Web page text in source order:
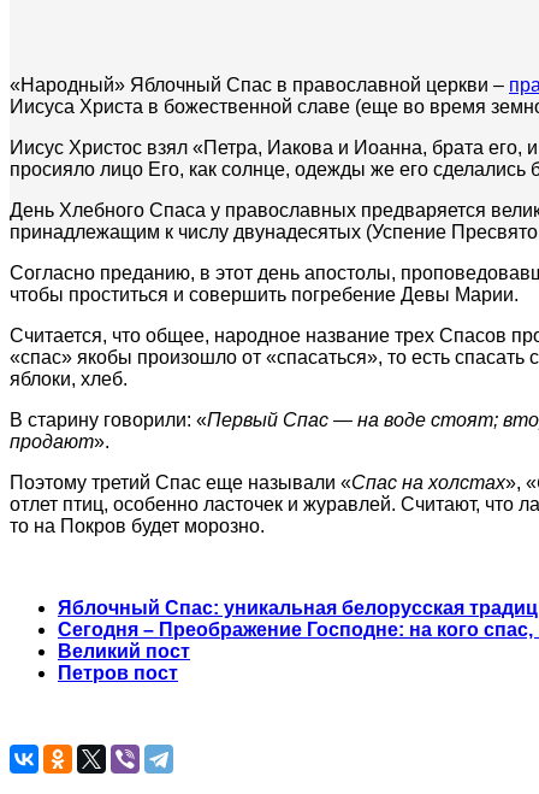
«Народный» Яблочный Спас в православной церкви –
Иисуса Христа в божественной славе (еще во время
Иисус Христос взял «Петра, Иакова и Иоанна, брата
просияло лицо Его, как солнце, одежды же его
День Хлебного Спаса у православных предваряется
принадлежащим к числу двунадесятых (Успение
Согласно преданию, в этот день апостолы,
чтобы проститься и совершить погребение Девы Марии.
Считается, что общее, народное название трех Спасов
«спас» якобы произошло от «спасаться», то есть
яблоки, хлеб.
В старину говорили: «Первый Спас — на воде стоят;
продают».
Поэтому третий Спас еще называли «Спас на холстах», «
отлет птиц, особенно ласточек и журавлей. Считают, что
то на Покров будет морозно.
Яблочный Спас: уникальная белорусская
Сегодня – Преображение Господне: на кого спас,
Великий пост
Петров пост